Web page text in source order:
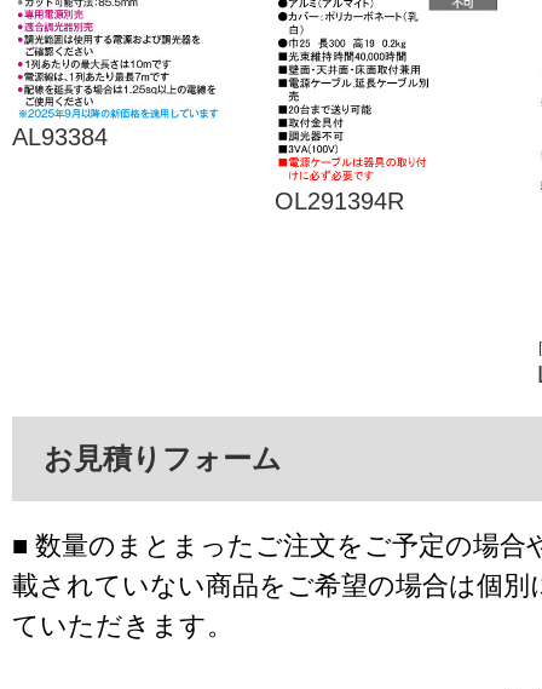
AL93384
OL291394R
お見積りフォーム
■ 数量のまとまったご注文をご予定の場合
載されていない商品をご希望の場合は個別
ていただきます。